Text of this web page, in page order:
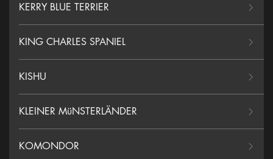
KERRY BLUE TERRIER
KING CHARLES SPANIEL
KISHU
KLEINER MüNSTERLÄNDER
KOMONDOR